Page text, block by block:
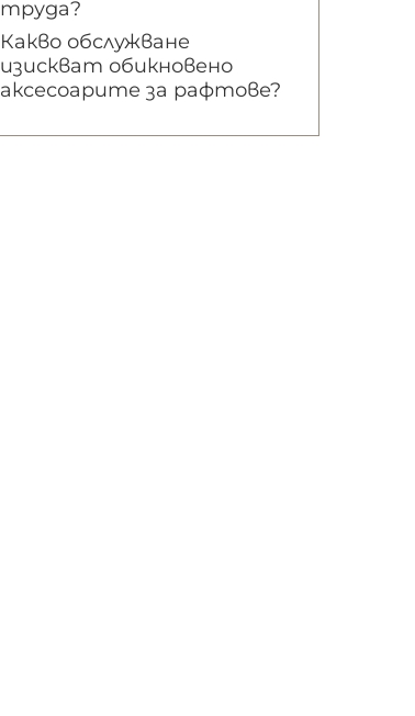
труда?
Какво обслужване
изискват обикновено
аксесоарите за рафтове?